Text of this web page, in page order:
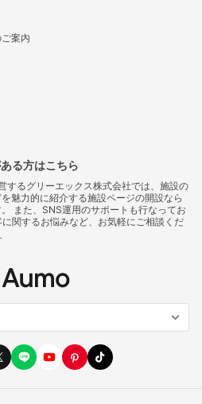
案内
る方はこちら
するグリーエックス株式会社では、施設の
魅力的に紹介する施設ページの開設なら
また、SNS運用のサポートも行なってお
関するお悩みなど、お気軽にご相談くだ